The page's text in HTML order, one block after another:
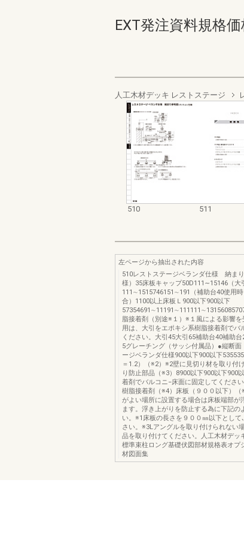
EXT発注資料規格
人工木材デッキ レストステージ
510 511
左ページから抽出された内容
510レストステージベランダ仕様 納ま
様）35床板キャップ50D111∼15146（大
111∼1515746151∼191（補助台40使用
合）1100以上床板Ｌ900以下900以下
脂接着剤（別途※１）※１風による影響
用は、大引をエポキシ系樹脂接着剤でバ
ください。大引45大引65補助台40補助
5グレーチング（サッシ付属品）●縦断面
ージベランダ仕様900以下900以下
＝1.2）（※2）※2壁に見切り材を取り付
り防止部品（※3）8900以下900以下900
着剤でバルコニ−床面に固定してくださ
樹脂接着剤（※4）床板（９００以下）（
がよい場所に設置する場合は床板端部が
ます。浮き上がりを防止する為に下記の
い。※1床板の長さを９００㎜以下とし
さい。※3Lアングルを取り付けられない
品を取り付けてください。人工木材デッ
標準束柱ロング基礎伏図部材規格表オプ
材図面集